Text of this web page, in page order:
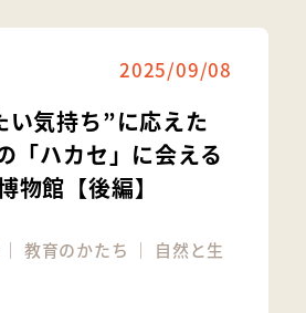
2025/09/08
い気持ち”に応えた
「ハカセ」に会える
物館【後編】
｜ 教育のかたち ｜ 自然と生